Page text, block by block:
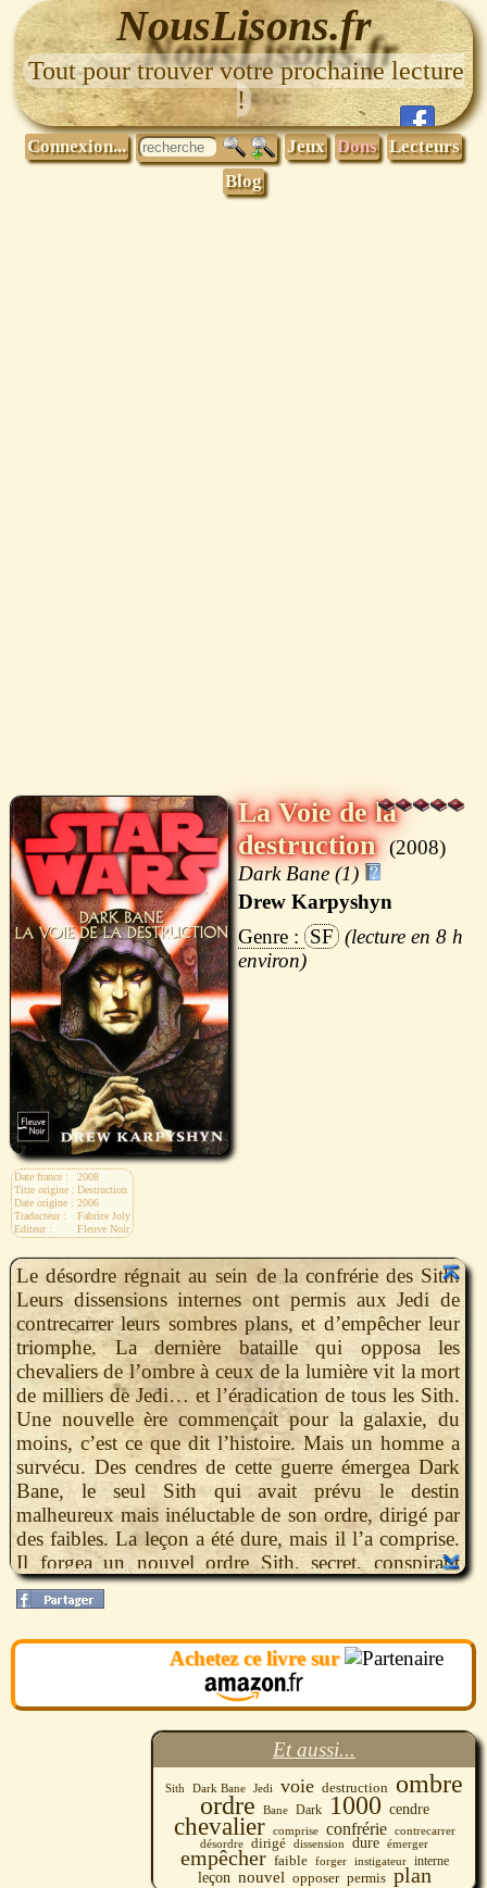
NousLisons.fr
Tout pour trouver votre prochaine lecture
!
Connexion... Jeux Dons Lecteurs
Blog
Date france :
2008
Titre origine : Destruction
Date origine : 2006
Traducteur :
Fabrice Joly
Editeur :
Fleuve Noir
La Voie de la
destruction
2008
Dark Bane (1)
Drew Karpyshyn
SF
8 h
Le désordre régnait au sein de la confrérie des Sith.
Leurs dissensions internes ont permis aux Jedi de
contrecarrer leurs sombres plans, et d’empêcher leur
triomphe. La dernière bataille qui opposa les
chevaliers de l’ombre à ceux de la lumière vit la mort
de milliers de Jedi… et l’éradication de tous les Sith.
Une nouvelle ère commençait pour la galaxie, du
moins, c’est ce que dit l’histoire. Mais un homme a
survécu. Des cendres de cette guerre émergea Dark
Bane, le seul Sith qui avait prévu le destin
malheureux mais inéluctable de son ordre, dirigé par
des faibles. La leçon a été dure, mais il l’a comprise.
Il forgea un nouvel ordre Sith, secret, conspirant
dans l’ombre. Qui était-il ? Quels évènements firent
de lui le premier instigateur de la revanche des Sith ?
Achetez ce livre sur
Et aussi...
Sith Dark Bane Jedi voie destruction ombre
ordre Bane Dark 1000 cendre
chevalier comprise confrérie
contrecarrer
désordre dirigé dissension dure émerger
empêcher faible forger instigateur interne
leçon nouvel opposer permis plan